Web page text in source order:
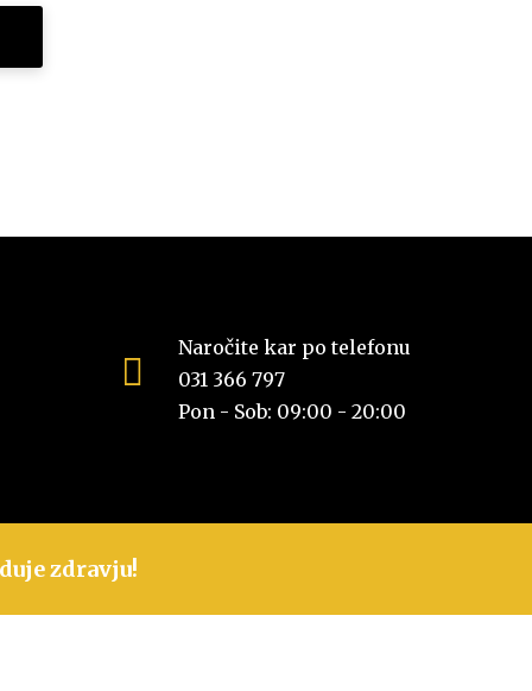
Naročite kar po telefonu
031 366 797
Pon - Sob: 09:00 - 20:00
zdravju!